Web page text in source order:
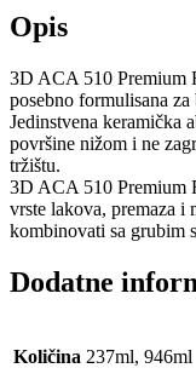
237/946ml
količina
Opis
3D ACA 510 Premium
posebno formulisana
Jedinstvena keramička
površine nižom i ne
tržištu.
3D ACA 510 Premium
vrste lakova, premaza i
kombinovati sa grubim
Dodatne
Količina 237ml, 946ml